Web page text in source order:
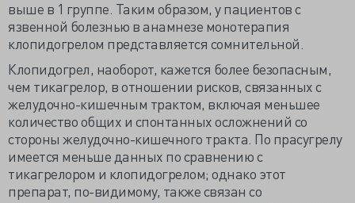
выше в 1 группе. Таким образом, у пациентов с
язвенной болезнью в анамнезе монотерапия
клопидогрелом представляется сомнительной.
Клопидогрел, наоборот, кажется более безопасным,
чем тикагрелор, в отношении рисков, связанных с
желудочно-кишечным трактом, включая меньшее
количество общих и спонтанных осложнений со
стороны желудочно-кишечного тракта. По прасугрелу
имеется меньше данных по сравнению с
тикагрелором и клопидогрелом; однако этот
препарат, по-видимому, также связан со